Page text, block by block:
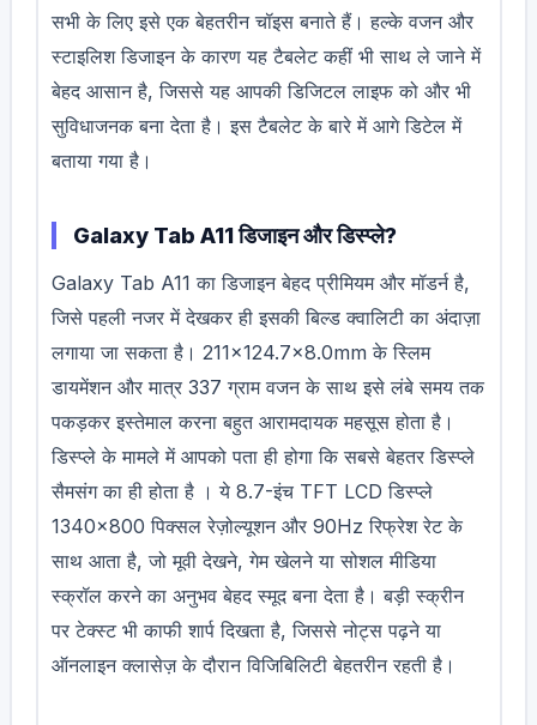
सभी के लिए इसे एक बेहतरीन चॉइस बनाते हैं। हल्के वजन और
स्टाइलिश डिजाइन के कारण यह टैबलेट कहीं भी साथ ले जाने में
बेहद आसान है, जिससे यह आपकी डिजिटल लाइफ को और भी
सुविधाजनक बना देता है। इस टैबलेट के बारे में आगे डिटेल में
बताया गया है।
Galaxy Tab A11 डिजाइन और डिस्प्ले?
Galaxy Tab A11 का डिजाइन बेहद प्रीमियम और मॉडर्न है,
जिसे पहली नजर में देखकर ही इसकी बिल्ड क्वालिटी का अंदाज़ा
लगाया जा सकता है। 211×124.7×8.0mm के स्लिम
डायमेंशन और मात्र 337 ग्राम वजन के साथ इसे लंबे समय तक
पकड़कर इस्तेमाल करना बहुत आरामदायक महसूस होता है।
डिस्प्ले के मामले में आपको पता ही होगा कि सबसे बेहतर डिस्प्ले
सैमसंग का ही होता है । ये 8.7-इंच TFT LCD डिस्प्ले
1340×800 पिक्सल रेज़ोल्यूशन और 90Hz रिफ्रेश रेट के
साथ आता है, जो मूवी देखने, गेम खेलने या सोशल मीडिया
स्क्रॉल करने का अनुभव बेहद स्मूद बना देता है। बड़ी स्क्रीन
पर टेक्स्ट भी काफी शार्प दिखता है, जिससे नोट्स पढ़ने या
ऑनलाइन क्लासेज़ के दौरान विजिबिलिटी बेहतरीन रहती है।